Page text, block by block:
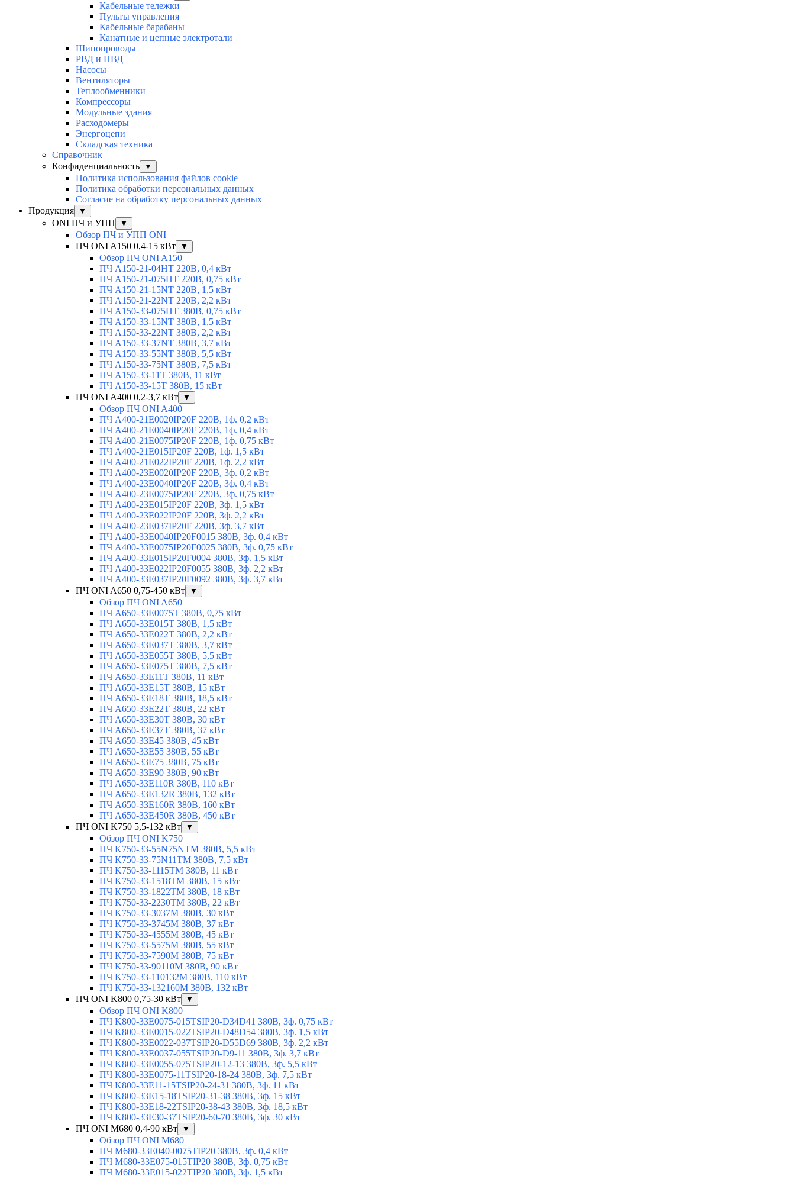
Кабельные тележки
Пульты управления
Кабельные барабаны
Канатные и цепные электротали
Шинопроводы
РВД и ПВД
Насосы
Вентиляторы
Теплообменники
Компрессоры
Модульные здания
Расходомеры
Энергоцепи
Складская техника
Справочник
Конфиденциальность
▼
Политика использования файлов cookie
Политика обработки персональных данных
Согласие на обработку персональных данных
Продукция
▼
ONI ПЧ и УПП ▼
Обзор ПЧ и УПП ONI
ПЧ ONI A150 0,4-15 кВт
▼
Обзор ПЧ ONI A150
ПЧ A150-21-04HT 220В, 0,4 кВт
ПЧ A150-21-075HT 220В, 0,75 кВт
ПЧ A150-21-15NT 220В, 1,5 кВт
ПЧ A150-21-22NT 220В, 2,2 кВт
ПЧ A150-33-075HT 380В, 0,75 кВт
ПЧ A150-33-15NT 380В, 1,5 кВт
ПЧ A150-33-22NT 380В, 2,2 кВт
ПЧ A150-33-37NT 380В, 3,7 кВт
ПЧ A150-33-55NT 380В, 5,5 кВт
ПЧ A150-33-75NT 380В, 7,5 кВт
ПЧ A150-33-11T 380В, 11 кВт
ПЧ A150-33-15T 380В, 15 кВт
ПЧ ONI A400 0,2-3,7 кВт
▼
Обзор ПЧ ONI A400
ПЧ A400-21E0020IP20F 220В, 1ф. 0,2 кВт
ПЧ A400-21E0040IP20F 220В, 1ф. 0,4 кВт
ПЧ A400-21E0075IP20F 220В, 1ф. 0,75 кВт
ПЧ A400-21E015IP20F 220В, 1ф. 1,5 кВт
ПЧ A400-21E022IP20F 220В, 1ф. 2,2 кВт
ПЧ A400-23E0020IP20F 220В, 3ф. 0,2 кВт
ПЧ A400-23E0040IP20F 220В, 3ф. 0,4 кВт
ПЧ A400-23E0075IP20F 220В, 3ф. 0,75 кВт
ПЧ A400-23E015IP20F 220В, 3ф. 1,5 кВт
ПЧ A400-23E022IP20F 220В, 3ф. 2,2 кВт
ПЧ A400-23E037IP20F 220В, 3ф. 3,7 кВт
ПЧ A400-33E0040IP20F0015 380В, 3ф. 0,4 кВт
ПЧ A400-33E0075IP20F0025 380В, 3ф. 0,75 кВт
ПЧ A400-33E015IP20F0004 380В, 3ф. 1,5 кВт
ПЧ A400-33E022IP20F0055 380В, 3ф. 2,2 кВт
ПЧ A400-33E037IP20F0092 380В, 3ф. 3,7 кВт
ПЧ ONI A650 0,75-450 кВт
▼
Обзор ПЧ ONI A650
ПЧ A650-33E0075T 380В, 0,75 кВт
ПЧ A650-33E015T 380В, 1,5 кВт
ПЧ A650-33E022T 380В, 2,2 кВт
ПЧ A650-33E037T 380В, 3,7 кВт
ПЧ A650-33E055T 380В, 5,5 кВт
ПЧ A650-33E075T 380В, 7,5 кВт
ПЧ A650-33E11T 380В, 11 кВт
ПЧ A650-33E15T 380В, 15 кВт
ПЧ A650-33E18T 380В, 18,5 кВт
ПЧ A650-33E22T 380В, 22 кВт
ПЧ A650-33E30T 380В, 30 кВт
ПЧ A650-33E37T 380В, 37 кВт
ПЧ A650-33E45 380В, 45 кВт
ПЧ A650-33E55 380В, 55 кВт
ПЧ A650-33E75 380В, 75 кВт
ПЧ A650-33E90 380В, 90 кВт
ПЧ A650-33E110R 380В, 110 кВт
ПЧ A650-33E132R 380В, 132 кВт
ПЧ A650-33E160R 380В, 160 кВт
ПЧ A650-33E450R 380В, 450 кВт
ПЧ ONI K750 5,5-132 кВт
▼
Обзор ПЧ ONI K750
ПЧ K750-33-55N75NTM 380В, 5,5 кВт
ПЧ K750-33-75N11TM 380В, 7,5 кВт
ПЧ K750-33-1115TM 380В, 11 кВт
ПЧ K750-33-1518TM 380В, 15 кВт
ПЧ K750-33-1822TM 380В, 18 кВт
ПЧ K750-33-2230TM 380В, 22 кВт
ПЧ K750-33-3037M 380В, 30 кВт
ПЧ K750-33-3745M 380В, 37 кВт
ПЧ K750-33-4555M 380В, 45 кВт
ПЧ K750-33-5575M 380В, 55 кВт
ПЧ K750-33-7590M 380В, 75 кВт
ПЧ K750-33-90110M 380В, 90 кВт
ПЧ K750-33-110132M 380В, 110 кВт
ПЧ K750-33-132160M 380В, 132 кВт
ПЧ ONI K800 0,75-30 кВт
▼
Обзор ПЧ ONI K800
ПЧ K800-33E0075-015TSIP20-D34D41 380В, 3ф. 0,75 кВт
ПЧ K800-33E0015-022TSIP20-D48D54 380В, 3ф. 1,5 кВт
ПЧ K800-33E0022-037TSIP20-D55D69 380В, 3ф. 2,2 кВт
ПЧ K800-33E0037-055TSIP20-D9-11 380В, 3ф. 3,7 кВт
ПЧ K800-33E0055-075TSIP20-12-13 380В, 3ф. 5,5 кВт
ПЧ K800-33E0075-11TSIP20-18-24 380В, 3ф. 7,5 кВт
ПЧ K800-33E11-15TSIP20-24-31 380В, 3ф. 11 кВт
ПЧ K800-33E15-18TSIP20-31-38 380В, 3ф. 15 кВт
ПЧ K800-33E18-22TSIP20-38-43 380В, 3ф. 18,5 кВт
ПЧ K800-33E30-37TSIP20-60-70 380В, 3ф. 30 кВт
ПЧ ONI M680 0,4-90 кВт
▼
Обзор ПЧ ONI M680
ПЧ M680-33E040-0075TIP20 380В, 3ф. 0,4 кВт
ПЧ M680-33E075-015TIP20 380В, 3ф. 0,75 кВт
ПЧ M680-33E015-022TIP20 380В, 3ф. 1,5 кВт